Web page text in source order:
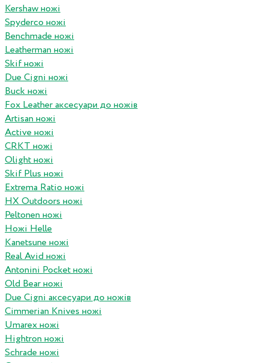
Kershaw ножі
Spyderco ножі
Benchmade ножі
Leatherman ножі
Skif ножі
Due Cigni ножі
Buck ножі
Fox Leather аксесуари до ножів
Artisan ножі
Active ножі
CRKT ножі
Olight ножі
Skif Plus ножі
Extrema Ratio ножі
HX Outdoors ножі
Peltonen ножі
Ножі Helle
Kanetsune ножі
Real Avid ножі
Antonini Pocket ножі
Old Bear ножі
Due Cigni аксесуари до ножів
Cimmerian Knives ножі
Umarex ножі
Hightron ножі
Schrade ножі